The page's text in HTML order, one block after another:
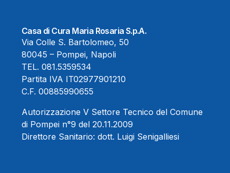
Casa di Cura Maria Rosaria S.p.A.
Via Colle S. Bartolomeo, 50
80045 – Pompei, Napoli
TEL. 081.5359534
Partita IVA IT02977901210
C.F. 00885990655
Autorizzazione V Settore Tecnico del Comune
di Pompei n°9 del 20.11.2009
Direttore Sanitario: dott. Luigi Senigalliesi